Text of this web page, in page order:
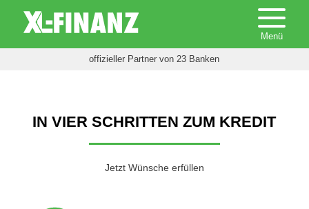
offizieller Partner von 23 Banken
IN VIER SCHRITTEN ZUM KREDIT
Jetzt Wünsche erfüllen